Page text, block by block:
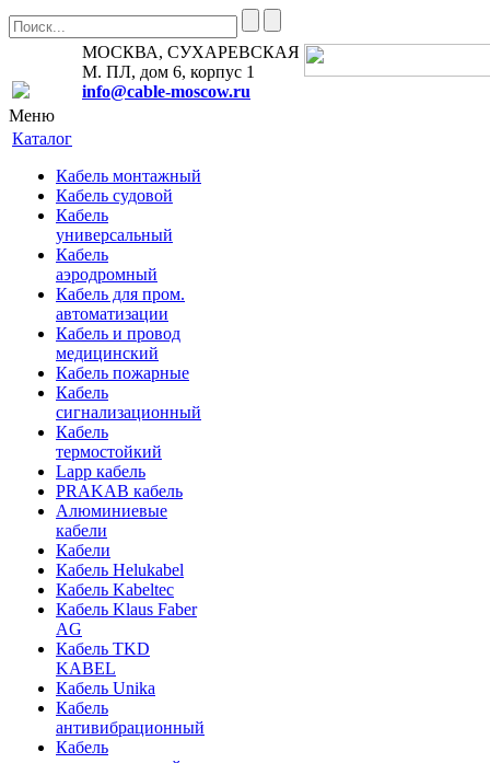
МОСКВА, СУХАРЕВСКАЯ
М. ПЛ, дом 6, корпус 1
info@cable-moscow.ru
Меню
Каталог
Кабель монтажный
Кабель судовой
Кабель
универсальный
Кабель
аэродромный
Кабель для пром.
автоматизации
Кабель и провод
медицинский
Кабель пожарные
Кабель
сигнализационный
Кабель
термостойкий
Lapp кабель
PRAKAB кабель
Алюминиевые
кабели
Кабели
Кабель Helukabel
Кабель Kabeltec
Кабель Klaus Faber
AG
Кабель TKD
KABEL
Кабель Unika
Кабель
антивибрационный
Кабель